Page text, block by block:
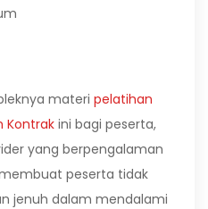
materi pelatihan
Kontrak ini bagi peserta,
yang berpengalaman
peserta tidak
jenuh dalam mendalami